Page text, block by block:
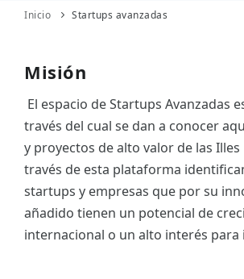
INTERNACIONALIZACIÓN
ES
CAT
Inicio Startups avanzadas
Misión
El espacio de Startups Avanzadas
través del cual se dan a conocer
y proyectos de alto valor de las Illes
través de esta plataforma
startups y empresas que por su
añadido tienen un potencial de
internacional o un alto interés para